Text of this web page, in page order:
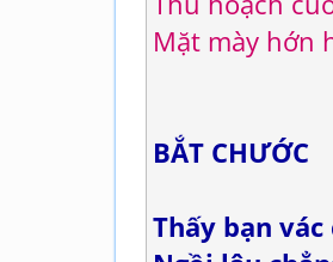
Mặt mày hớn
BẮT CHƯỚC
Thấy bạn